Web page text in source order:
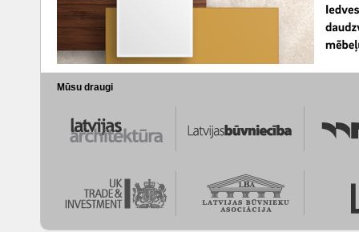
Mūsu draugi